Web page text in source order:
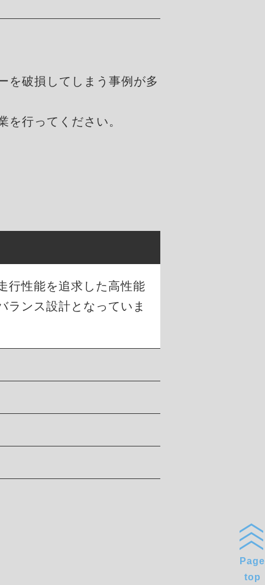
を破損してしまう事例が多
行ってください。
行性能を追求した高性能
ランス設計となっていま
Page
top